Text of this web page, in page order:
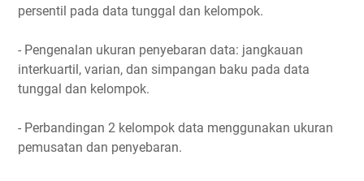
persentil pada data tunggal dan kelompok.
- Pengenalan ukuran penyebaran data: jangkauan
interkuartil, varian, dan simpangan baku pada data
tunggal dan kelompok.
- Perbandingan 2 kelompok data menggunakan ukuran
pemusatan dan penyebaran.